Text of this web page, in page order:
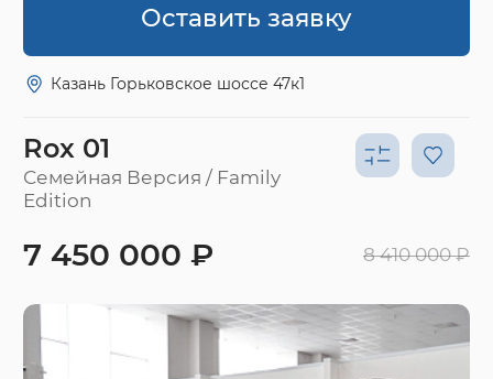
Оставить заявку
Казань Горьковское шоссе 47к1
Rox 01
Семейная Версия / Family
Edition
7 450 000 ₽ 8 410 000 ₽